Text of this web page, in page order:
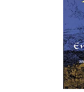
Verkäufer werden